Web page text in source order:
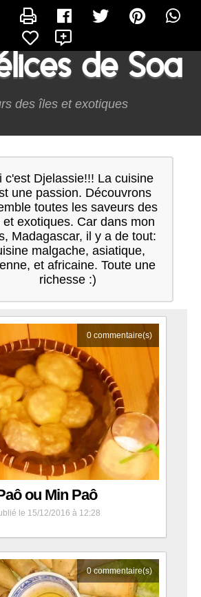
de Soa
des îles et exotiques
c'est Djelassie!!! La cuisine
une passion. Découvrons
toutes les saveurs des
exotiques. Car dans mon
Madagascar, il y a de tout:
malgache, asiatique,
et africaine. Toute une
richesse :)
0 commentaire(s)
ou Min Paô
le 15/12/2016 à 12:28
0commentaire(s)
SOA13